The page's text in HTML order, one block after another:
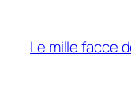
content
Le mille facce